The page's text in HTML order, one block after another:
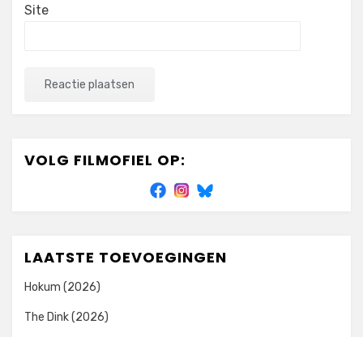
Site
VOLG FILMOFIEL OP:
LAATSTE TOEVOEGINGEN
Hokum (2026)
The Dink (2026)